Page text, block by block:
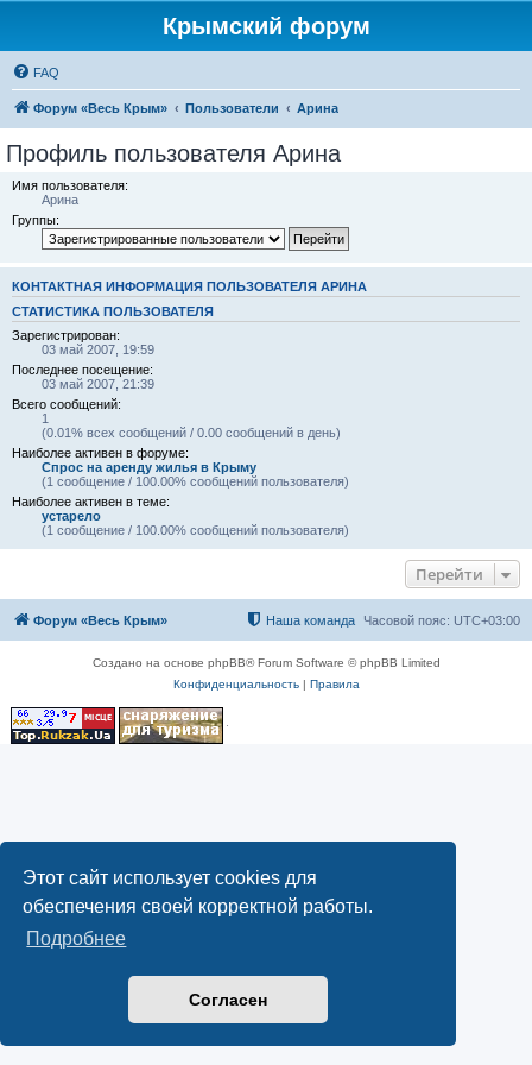
Этот сайт использует cookies для
обеспечения своей корректной работы.
Подробнее
Согласен
Крымский форум
FAQ
Форум «Весь Крым» Пользователи Арина
Профиль пользователя Арина
Имя пользователя:
Арина
Группы:
КОНТАКТНАЯ ИНФОРМАЦИЯ ПОЛЬЗОВАТЕЛЯ АРИНА
СТАТИСТИКА ПОЛЬЗОВАТЕЛЯ
Зарегистрирован:
03 май 2007, 19:59
Последнее посещение:
03 май 2007, 21:39
Всего сообщений:
1
(0.01% всех сообщений / 0.00 сообщений в день)
Наиболее активен в форуме:
Спрос на аренду жилья в Крыму
(1 сообщение / 100.00% сообщений пользователя)
Наиболее активен в теме:
устарело
(1 сообщение / 100.00% сообщений пользователя)
Перейти
Форум «Весь Крым» Часовой пояс: UTC+03:00
Наша команда
Создано на основе phpBB® Forum Software © phpBB Limited
Конфиденциальность| Правила